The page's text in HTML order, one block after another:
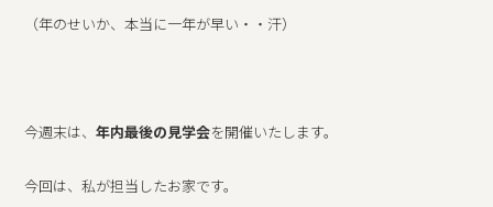
（年のせいか、本当に一年が早い・・汗）
今週末は、年内最後の見学会を開催いたします。
今回は、私が担当したお家です。